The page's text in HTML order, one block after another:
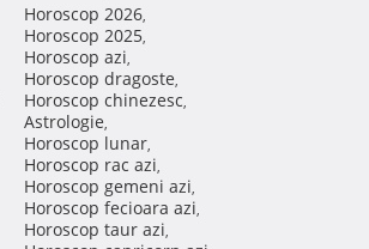
Horoscop 2026,
Horoscop 2025,
Horoscop azi,
Horoscop dragoste,
Horoscop chinezesc,
Astrologie,
Horoscop lunar,
Horoscop rac azi,
Horoscop gemeni azi,
Horoscop fecioara azi,
Horoscop taur azi,